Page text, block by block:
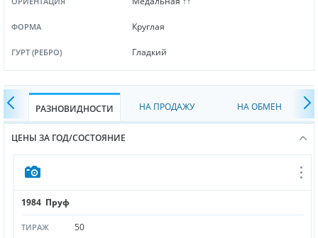
ФОРМА Круглая
ГУРТ (РЕБРО) Гладкий
РАЗНОВИДНОСТИ НА ПРОДАЖУ НА ОБМЕН
ЦЕНЫ ЗА ГОД/СОСТОЯНИЕ
1984 Пруф
ТИРАЖ 50